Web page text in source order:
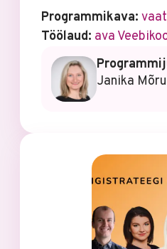
Programmikava:
Töölaud: ava
Janika Mõru